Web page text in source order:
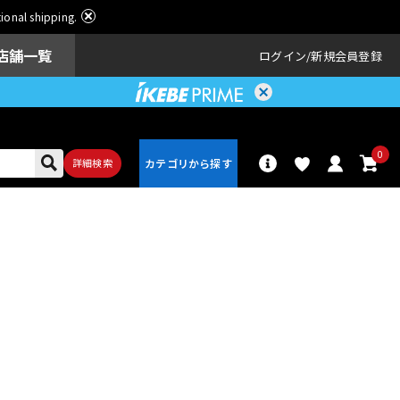
shipping.
舗一覧 ログイン 新規会員登録
詳細検索
0